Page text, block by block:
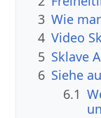
3 Wie
4 Video
5 Sklave
6 Siehe
6.1